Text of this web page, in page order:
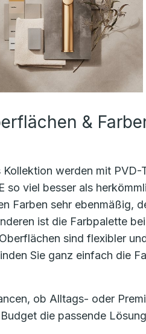
&
werden mit
so viel besser als
Farben sehr ebenmäßig,
ist die Farbpalette
sind flexibler
Sie ganz einfach die
ob Alltags- oder
die passende